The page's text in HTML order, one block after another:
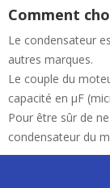
Comment
Le condensateur
autres marques.
Le couple du
capacité en µF
Pour être sûr de
condensateur du